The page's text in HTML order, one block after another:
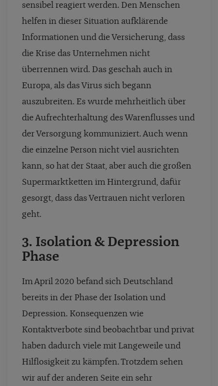
sensibel reagiert werden. Den Menschen
helfen in dieser Situation aufklärende
Informationen und die Versicherung, dass
die Krise das Unternehmen nicht
überrennen wird. Das geschah auch in
Europa, als das Virus sich begann
auszubreiten. Es wurde mehrheitlich über
die Aufrechterhaltung des Warenflusses und
der Versorgung kommuniziert. Auch wenn
die einzelne Person nicht viel ausrichten
kann, so hat der Staat, aber auch die großen
Supermarktketten im Hintergrund, dafür
gesorgt, dass das Vertrauen nicht verloren
geht.
3. Isolation & Depression
Phase
Im April 2020 befand sich Deutschland
bereits in der Phase der Isolation und
Depression. Konsequenzen wie
Kontaktverbote sind beobachtbar und privat
haben dadurch viele mit Langeweile und
Hilflosigkeit zu kämpfen. Trotzdem sehen
wir auf der anderen Seite ein sehr